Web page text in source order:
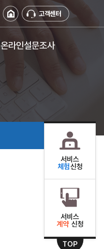
고객센터
온라인설문조사
서비스
체험신청
서비스
계약신청
TOP